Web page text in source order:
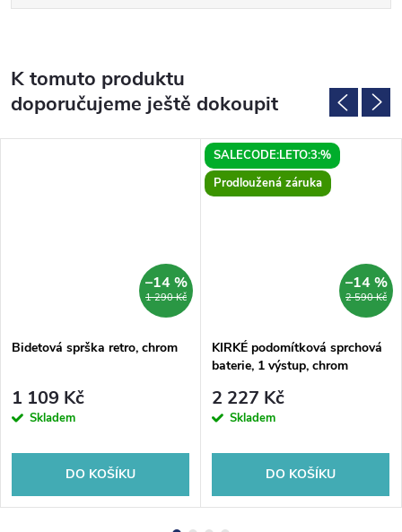
K tomuto produktu
doporučujeme ještě dokoupit
1 290 Kč
–14 %
Bidetová sprška retro, chrom
1 109 Kč
Skladem
DO KOŠÍKU
SALECODE:LETO:3:%
Prodloužená záruka
2 590 Kč
–14 %
KIRKÉ podomítková sprchová
baterie, 1 výstup, chrom
2 227 Kč
Skladem
DO KOŠÍKU